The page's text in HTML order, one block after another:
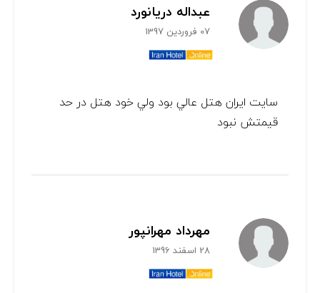
عبداله دريانورد
07 فروردین 1397
سايت ايران هتل عالي بود ولي خود هتل در حد
قيمتش نبود
مهرداد مهرانپور
28 اسفند 1396